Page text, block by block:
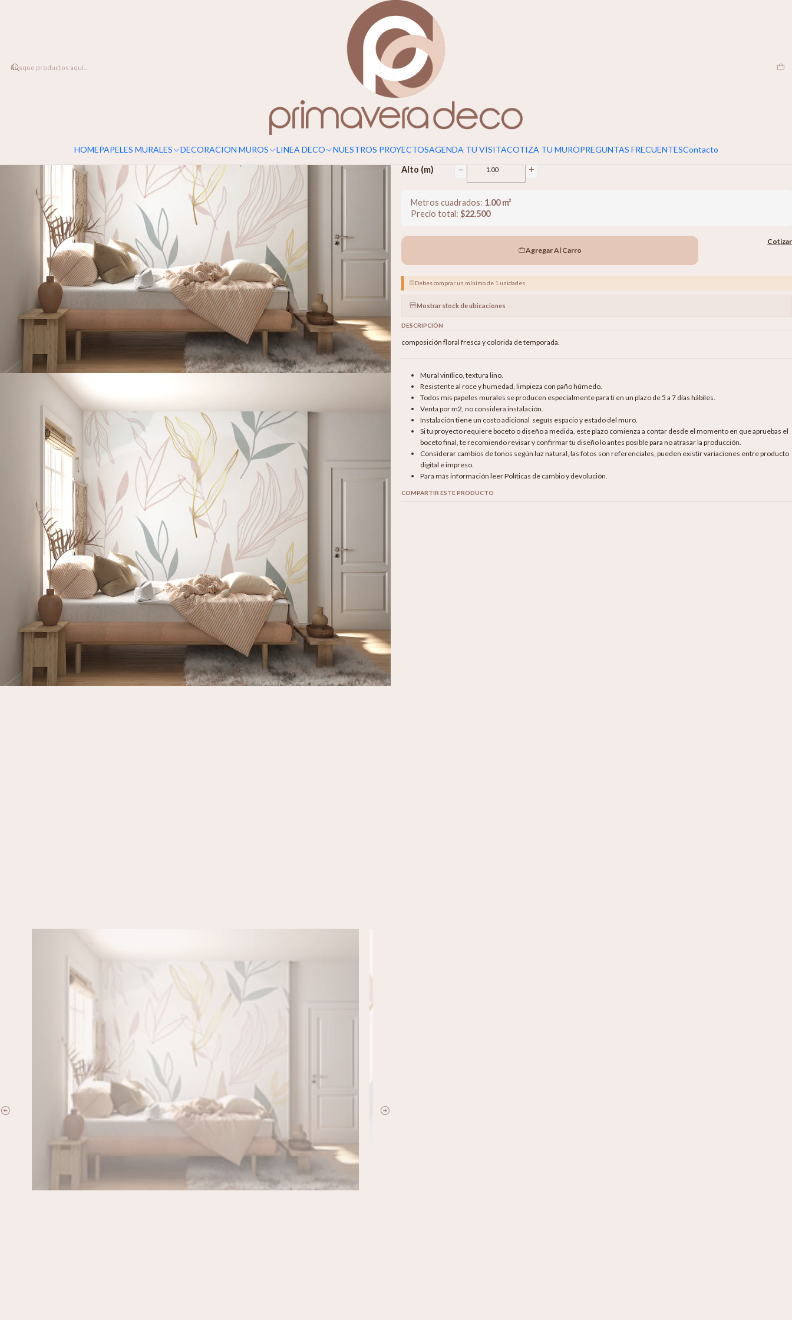
HOMEPAPELES MURALES DECORACION MUROS LINEA DECO NUESTROS PROYECTOSAGENDA TU VISITACOTIZA TU MUROPREGUNTAS FRECUENTESContacto
Para un calce perfecto, considerar sumar 5cm extra al ancho y alto de tu muro
Primavera
$22.500
Alto (m) − +
Metros cuadrados: 1.00m²
Precio total: $22.500
Agregar Al Carro
Cotizar
Debes comprar un mínimo de 1 unidades
Mostrar stock de ubicaciones
DESCRIPCIÓN
composición floral fresca y colorida de temporada.
Mural vinílico, textura lino.
Resistente al roce y humedad, limpieza con paño húmedo.
Todos mis papeles murales se producen especialmente para ti en un plazo de 5 a 7 días hábiles.
Venta por m2, no considera instalación.
Instalación tiene un costo adicional seguís espacio y estado del muro.
Si tu proyecto requiere boceto o diseño a medida, este plazo comienza a contar desde el momento en que apruebas el
boceto final, te recomiendo revisar y confirmar tu diseño lo antes posible para no atrasar la producción.
Considerar cambios de tonos según luz natural, las fotos son referenciales, pueden existir variaciones entre producto
digital e impreso.
Para más información leer Políticas de cambio y devolución.
COMPARTIR ESTE PRODUCTO